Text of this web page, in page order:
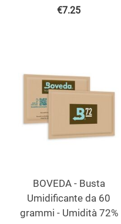
€7.25
BOVEDA - Busta
Umidificante da 60
grammi - Umidità 72%